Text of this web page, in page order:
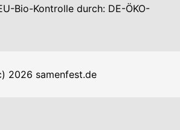
Bio-Kontrolle durch: DE-ÖKO-
2026 samenfest.de